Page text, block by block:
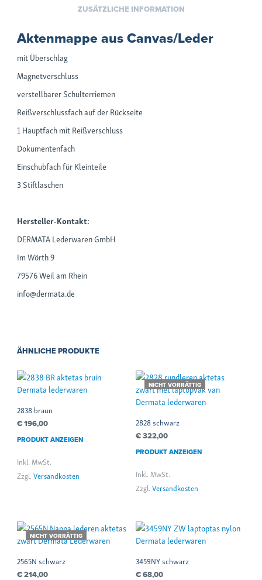
ZUSÄTZLICHE INFORMATION
Aktenmappe aus Canvas/Leder
mit Überschlag
Magnetverschluss
verstellbarer Schulterriemen
Reißverschlussfach auf der Rückseite
1 Hauptfach mit Reißverschluss
Dokumentenfach
Einschubfach für Kleinteile
3 Stiftlaschen
Hersteller-Kontakt:
DERMATA Lederwaren GmbH
Im Wörth 9
79576 Weil am Rhein
info@dermata.de
ÄHNLICHE PRODUKTE
2838 braun
€196,00
PRODUKT ANZEIGEN
Inkl. MwSt.
Zzgl. Versandkosten
NICHT VORRÄTTIG
2828 schwarz
€322,00
PRODUKT ANZEIGEN
Inkl. MwSt.
Zzgl. Versandkosten
NICHT VORRÄTTIG
2565N schwarz
€214,00
3459NY schwarz
€68,00